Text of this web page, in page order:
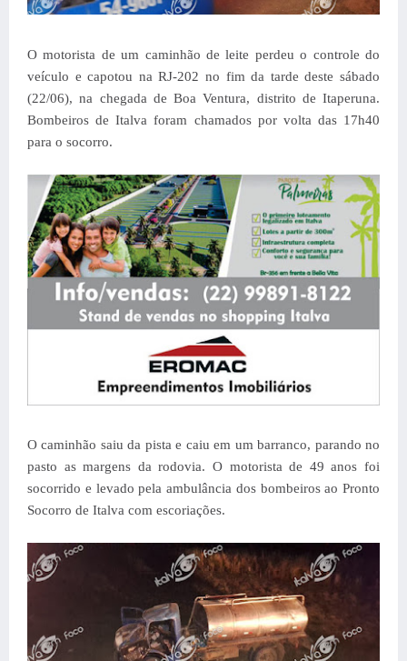
O motorista de um caminhão de leite perdeu o controle do
veículo e capotou na RJ-202 no fim da tarde deste sábado
(22/06), na chegada de Boa Ventura, distrito de Itaperuna.
Bombeiros de Italva foram chamados por volta das 17h40
para o socorro.
O caminhão saiu da pista e caiu em um barranco, parando no
pasto as margens da rodovia. O motorista de 49 anos foi
socorrido e levado pela ambulância dos bombeiros ao Pronto
Socorro de Italva com escoriações.